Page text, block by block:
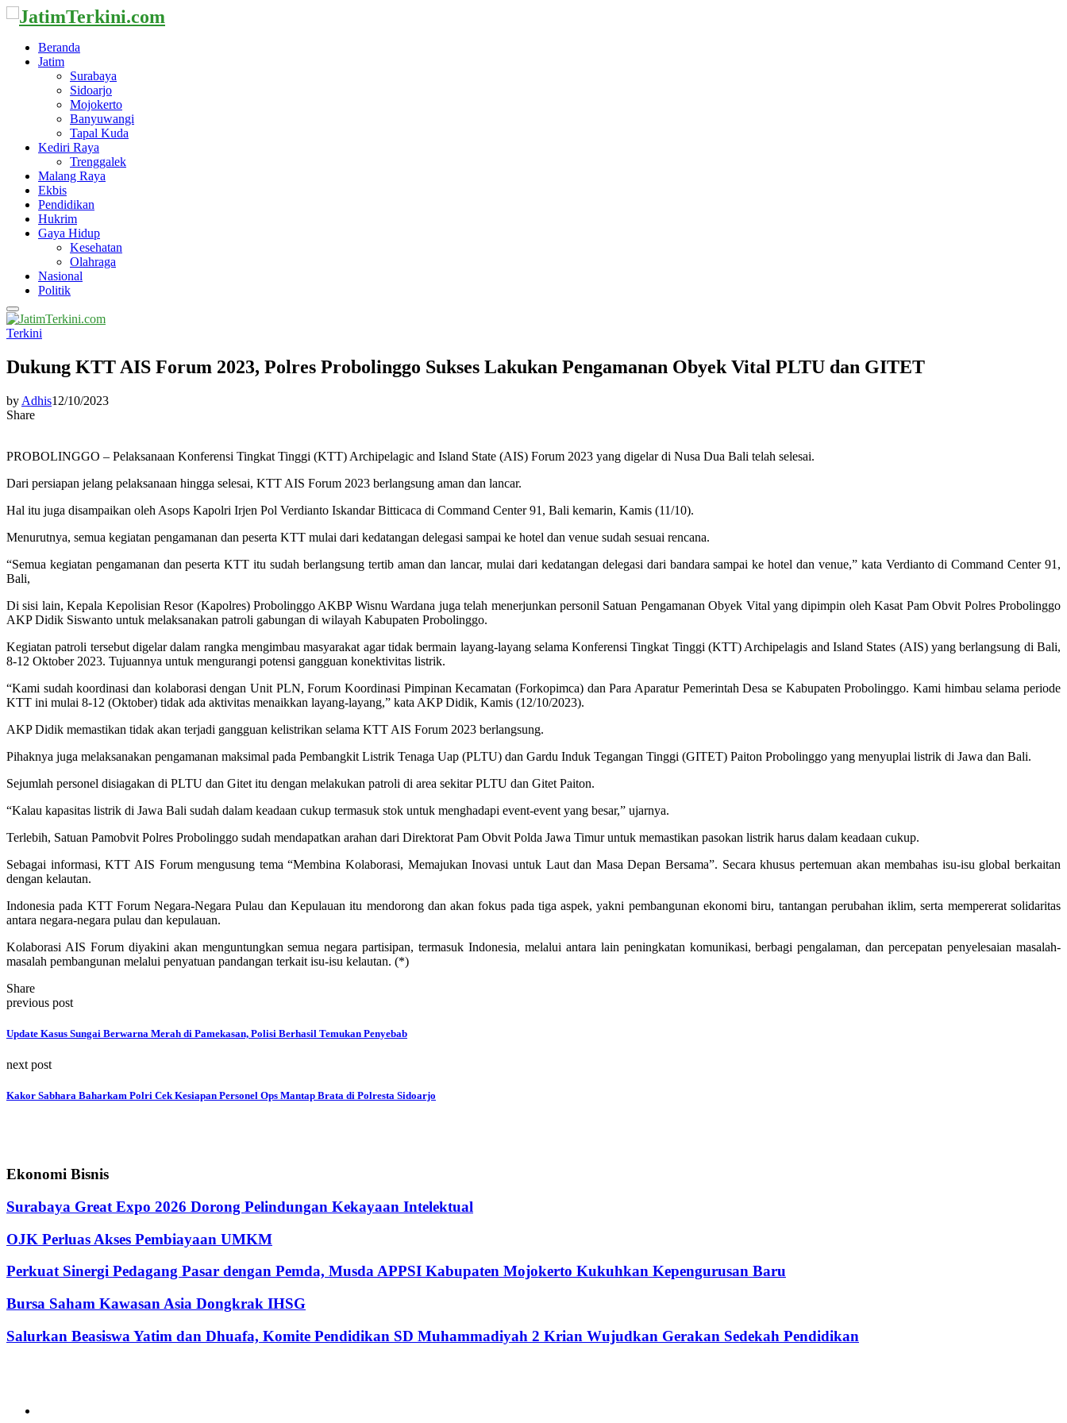
Beranda
Jatim
Surabaya
Sidoarjo
Mojokerto
Banyuwangi
Tapal Kuda
Kediri Raya
Trenggalek
Malang Raya
Ekbis
Pendidikan
Hukrim
Gaya Hidup
Kesehatan
Olahraga
Nasional
Politik
Primary
Menu
Terkini
Dukung KTT AIS Forum 2023, Polres Probolinggo Sukses Lakukan Pengamanan Obyek Vital PLTU dan GITET
by Adhis12/10/2023
Share
PROBOLINGGO – Pelaksanaan Konferensi Tingkat Tinggi (KTT) Archipelagic and Island State (AIS) Forum 2023 yang digelar di Nusa Dua Bali telah selesai.
Dari persiapan jelang pelaksanaan hingga selesai, KTT AIS Forum 2023 berlangsung aman dan lancar.
Hal itu juga disampaikan oleh Asops Kapolri Irjen Pol Verdianto Iskandar Bitticaca di Command Center 91, Bali kemarin, Kamis (11/10).
Menurutnya, semua kegiatan pengamanan dan peserta KTT mulai dari kedatangan delegasi sampai ke hotel dan venue sudah sesuai rencana.
“Semua kegiatan pengamanan dan peserta KTT itu sudah berlangsung tertib aman dan lancar, mulai dari kedatangan delegasi dari bandara sampai ke hotel dan venue,” kata Verdianto di Command Center 91,
Bali,
Di sisi lain, Kepala Kepolisian Resor (Kapolres) Probolinggo AKBP Wisnu Wardana juga telah menerjunkan personil Satuan Pengamanan Obyek Vital yang dipimpin oleh Kasat Pam Obvit Polres Probolinggo
AKP Didik Siswanto untuk melaksanakan patroli gabungan di wilayah Kabupaten Probolinggo.
Kegiatan patroli tersebut digelar dalam rangka mengimbau masyarakat agar tidak bermain layang-layang selama Konferensi Tingkat Tinggi (KTT) Archipelagis and Island States (AIS) yang berlangsung di Bali,
8-12 Oktober 2023. Tujuannya untuk mengurangi potensi gangguan konektivitas listrik.
“Kami sudah koordinasi dan kolaborasi dengan Unit PLN, Forum Koordinasi Pimpinan Kecamatan (Forkopimca) dan Para Aparatur Pemerintah Desa se Kabupaten Probolinggo. Kami himbau selama periode
KTT ini mulai 8-12 (Oktober) tidak ada aktivitas menaikkan layang-layang,” kata AKP Didik, Kamis (12/10/2023).
AKP Didik memastikan tidak akan terjadi gangguan kelistrikan selama KTT AIS Forum 2023 berlangsung.
Pihaknya juga melaksanakan pengamanan maksimal pada Pembangkit Listrik Tenaga Uap (PLTU) dan Gardu Induk Tegangan Tinggi (GITET) Paiton Probolinggo yang menyuplai listrik di Jawa dan Bali.
Sejumlah personel disiagakan di PLTU dan Gitet itu dengan melakukan patroli di area sekitar PLTU dan Gitet Paiton.
“Kalau kapasitas listrik di Jawa Bali sudah dalam keadaan cukup termasuk stok untuk menghadapi event-event yang besar,” ujarnya.
Terlebih, Satuan Pamobvit Polres Probolinggo sudah mendapatkan arahan dari Direktorat Pam Obvit Polda Jawa Timur untuk memastikan pasokan listrik harus dalam keadaan cukup.
Sebagai informasi, KTT AIS Forum mengusung tema “Membina Kolaborasi, Memajukan Inovasi untuk Laut dan Masa Depan Bersama”. Secara khusus pertemuan akan membahas isu-isu global berkaitan
dengan kelautan.
Indonesia pada KTT Forum Negara-Negara Pulau dan Kepulauan itu mendorong dan akan fokus pada tiga aspek, yakni pembangunan ekonomi biru, tantangan perubahan iklim, serta mempererat solidaritas
antara negara-negara pulau dan kepulauan.
Kolaborasi AIS Forum diyakini akan menguntungkan semua negara partisipan, termasuk Indonesia, melalui antara lain peningkatan komunikasi, berbagi pengalaman, dan percepatan penyelesaian masalah-
masalah pembangunan melalui penyatuan pandangan terkait isu-isu kelautan. (*)
Share
previous post
Update Kasus Sungai Berwarna Merah di Pamekasan, Polisi Berhasil Temukan Penyebab
next post
Kakor Sabhara Baharkam Polri Cek Kesiapan Personel Ops Mantap Brata di Polresta Sidoarjo
Ekonomi Bisnis
Surabaya Great Expo 2026 Dorong Pelindungan Kekayaan Intelektual
OJK Perluas Akses Pembiayaan UMKM
Perkuat Sinergi Pedagang Pasar dengan Pemda, Musda APPSI Kabupaten Mojokerto Kukuhkan Kepengurusan Baru
Bursa Saham Kawasan Asia Dongkrak IHSG
Salurkan Beasiswa Yatim dan Dhuafa, Komite Pendidikan SD Muhammadiyah 2 Krian Wujudkan Gerakan Sedekah Pendidikan